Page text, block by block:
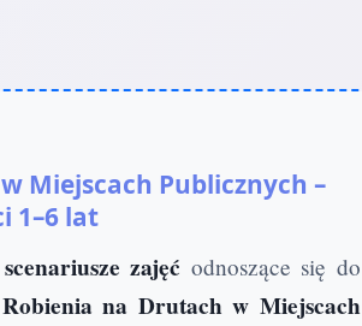
Miejscach Publicznych –
1–6 lat
scenariusze zajęć odnoszące się do
na Drutach w Miejscach